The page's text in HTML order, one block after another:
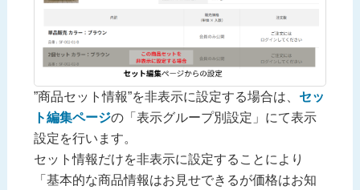
”商品セット情報”を非表示に設定する場合は、 セッ
ト編集ページの「表示グループ別設定」にて表示
設定を行います。
セット情報だけを非表示に設定することにより
「基本的な商品情報はお見せできるが価格はお知